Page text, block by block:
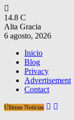
14.8 C
Alta Gracia
6 agosto, 2026
Inicio
Blog
Privacy
Advertisement
Contact
Últimas Noticias